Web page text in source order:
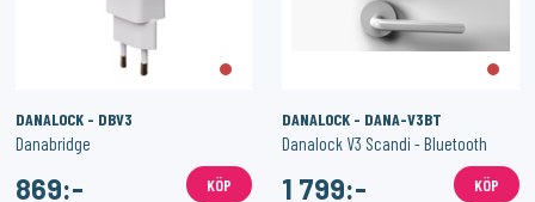
DANALOCK - DBV3
Danabridge
869:- KÖP
DANALOCK - DANA-V3BT
Danalock V3 Scandi - Bluetooth
1 799:- KÖP